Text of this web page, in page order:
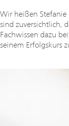
Wir heißen
sind zuversichtlich,
Fachwissen dazu
seinem Erfolgskurs